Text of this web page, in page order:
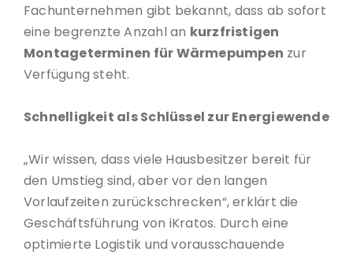
Fachunternehmen gibt bekannt, dass ab sofort
eine begrenzte Anzahl an kurzfristigen
Montageterminen für Wärmepumpen zur
Verfügung steht.
Schnelligkeit als Schlüssel zur Energiewende
„Wir wissen, dass viele Hausbesitzer bereit für
den Umstieg sind, aber vor den langen
Vorlaufzeiten zurückschrecken“, erklärt die
Geschäftsführung von iKratos. Durch eine
optimierte Logistik und vorausschauende